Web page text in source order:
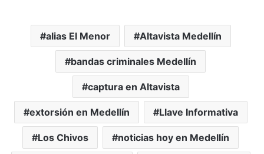
alias El Menor Altavista Medellín
bandas criminales Medellín
captura en Altavista
extorsión en Medellín Llave Informativa
Los Chivos noticias hoy en Medellín